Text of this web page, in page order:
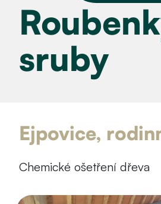
sruby
Ejpovice,
Chemické ošetření dřeva